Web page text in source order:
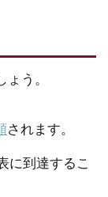
う。
されます。
に到達するこ